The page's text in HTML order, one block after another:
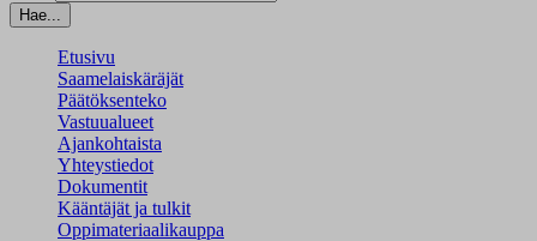
Hae...
Etusivu
Saamelaiskäräjät
Päätöksenteko
Vastuualueet
Ajankohtaista
Yhteystiedot
Dokumentit
Kääntäjät ja tulkit
Oppimateriaalikauppa